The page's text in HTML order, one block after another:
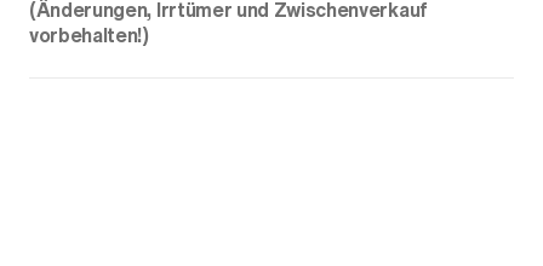
(Änderungen, Irrtümer und Zwischenverkauf
vorbehalten!)